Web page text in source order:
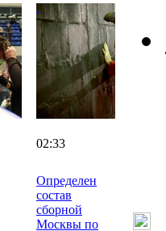
02:33
Определен
состав
сборной
Москвы по